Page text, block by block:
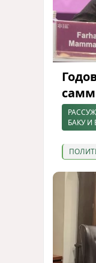
БАКУ И